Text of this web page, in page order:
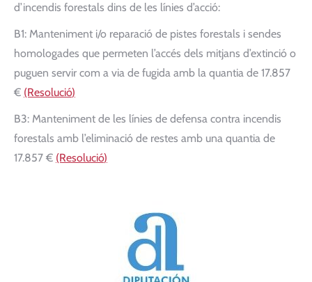
d’incendis forestals dins de les línies d’acció:
B1: Manteniment i/o reparació de pistes forestals i sendes
homologades que permeten l’accés dels mitjans d’extinció o
puguen servir com a via de fugida amb la quantia de 17.857
€ (Resolució)
B3: Manteniment de les línies de defensa contra incendis
forestals amb l’eliminació de restes amb una quantia de
17.857 € (Resolució)